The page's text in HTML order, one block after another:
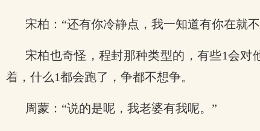
宋柏：“还有你冷静点，我一知道有你在就
宋柏也奇怪，程封那种类型的，有些1会
着，什么1都会跑了，争都不想争。
周蒙：“说的是呢，我老婆有我呢。”